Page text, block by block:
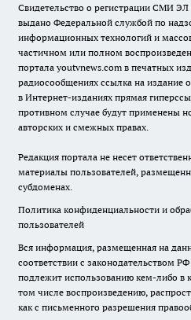
Свидетельство о регистрации СМИ ЭЛ
выдано Федеральной службой по
информационных технологий и
частичном или полном
портала youtvnews.com в печатных
радиосообщениях ссылка на издание
в Интернет-изданиях прямая
противном случае будут применены
авторских и смежных правах.
Редакция портала не несет
материалы пользователей,
субдоменах.
Политика конфиденциальности и
пользователей
Вся информация, размещенная на
соответствии с законодательством
подлежит использованию кем-либо в
том числе воспроизведению,
как с письменного разрешения